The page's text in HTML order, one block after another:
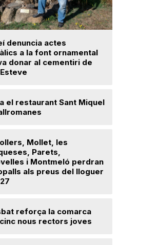
denuncia actes
a la font ornamental
donar al cementiri de
el restaurant Sant Miquel
Mollet, les
Parets,
i Montmeló perdran
als preus del lloguer
reforça la comarca
nous rectors joves